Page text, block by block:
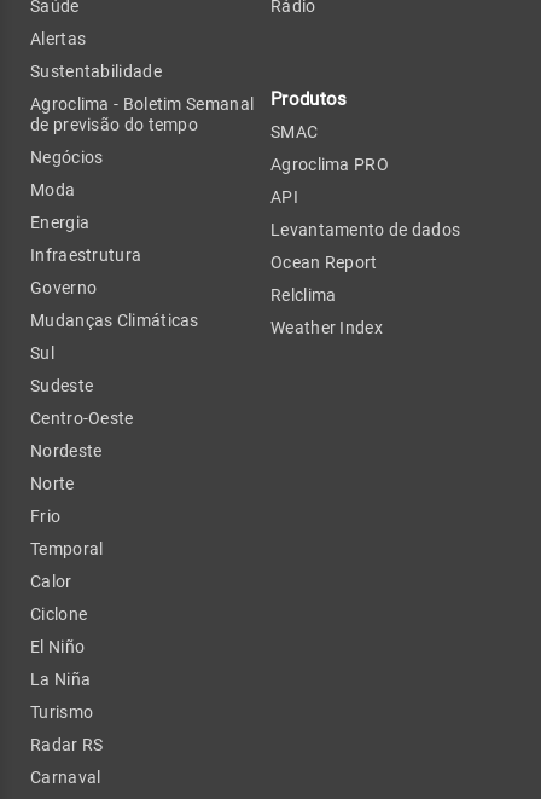
Saúde
Alertas
Sustentabilidade
Agroclima - Boletim Semanal
de previsão do tempo
Negócios
Moda
Energia
Infraestrutura
Governo
Mudanças Climáticas
Sul
Sudeste
Centro-Oeste
Nordeste
Norte
Frio
Temporal
Calor
Ciclone
El Niño
La Niña
Turismo
Radar RS
Carnaval
Rádio
Produtos
SMAC
Agroclima PRO
API
Levantamento de dados
Ocean Report
Relclima
Weather Index